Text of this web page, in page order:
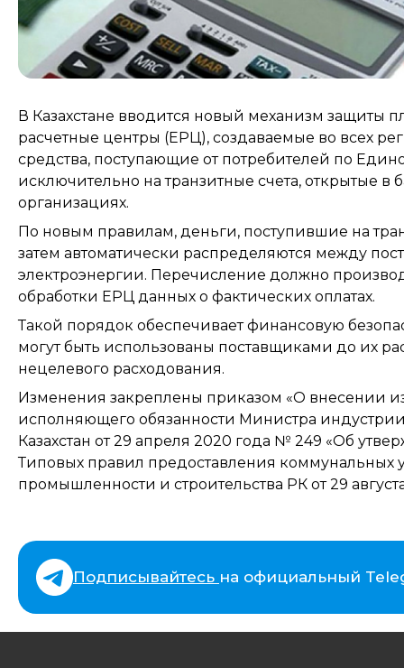
В Казахстане вводится новый механизм защиты
расчетные центры (ЕРЦ), создаваемые во всех
средства, поступающие от потребителей по
исключительно на транзитные счета, открытые в
организациях.
По новым правилам, деньги, поступившие на
затем автоматически распределяются между
электроэнергии. Перечисление должно
обработки ЕРЦ данных о фактических оплатах.
Такой порядок обеспечивает финансовую
могут быть использованы поставщиками до их
нецелевого расходования.
Изменения закреплены приказом «О внесении
исполняющего обязанности Министра
Казахстан от 29 апреля 2020 года № 249 «Об
Типовых правил предоставления коммунальных
промышленности и строительства РК от 29
Подписывайтесь на официальный